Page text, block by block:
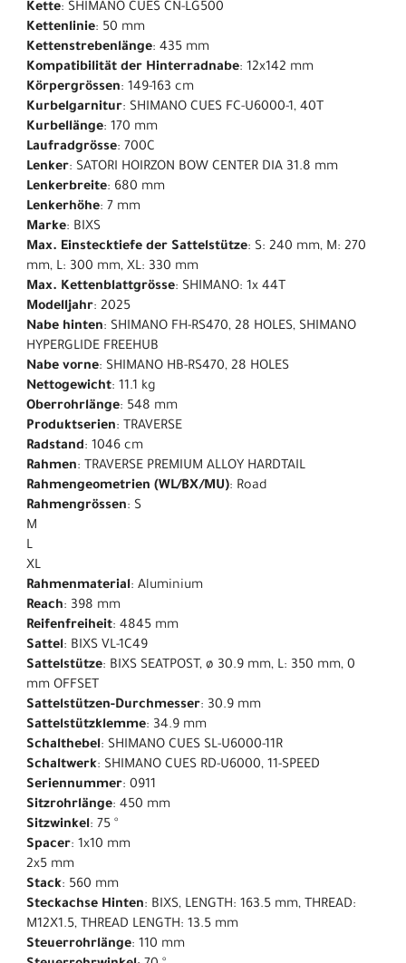
Kette: SHIMANO CUES CN-LG500
Kettenlinie: 50 mm
Kettenstrebenlänge: 435 mm
Kompatibilität der Hinterradnabe: 12x142 mm
Körpergrössen: 149-163 cm
Kurbelgarnitur: SHIMANO CUES FC-U6000-1, 40T
Kurbellänge: 170 mm
Laufradgrösse: 700C
Lenker: SATORI HOIRZON BOW CENTER DIA 31.8 mm
Lenkerbreite: 680 mm
Lenkerhöhe: 7 mm
Marke: BIXS
Max. Einstecktiefe der Sattelstütze: S: 240 mm, M: 270
mm, L: 300 mm, XL: 330 mm
Max. Kettenblattgrösse: SHIMANO: 1x 44T
Modelljahr: 2025
Nabe hinten: SHIMANO FH-RS470, 28 HOLES, SHIMANO
HYPERGLIDE FREEHUB
Nabe vorne: SHIMANO HB-RS470, 28 HOLES
Nettogewicht: 11.1 kg
Oberrohrlänge: 548 mm
Produktserien: TRAVERSE
Radstand: 1046 cm
Rahmen: TRAVERSE PREMIUM ALLOY HARDTAIL
Rahmengeometrien (WL/BX/MU): Road
Rahmengrössen: S
M
L
XL
Rahmenmaterial: Aluminium
Reach: 398 mm
Reifenfreiheit: 4845 mm
Sattel: BIXS VL-1C49
Sattelstütze: BIXS SEATPOST, ø 30.9 mm, L: 350 mm, 0
mm OFFSET
Sattelstützen-Durchmesser: 30.9 mm
Sattelstützklemme: 34.9 mm
Schalthebel: SHIMANO CUES SL-U6000-11R
Schaltwerk: SHIMANO CUES RD-U6000, 11-SPEED
Seriennummer: 0911
Sitzrohrlänge: 450 mm
Sitzwinkel: 75 °
Spacer: 1x10 mm
2x5 mm
Stack: 560 mm
Steckachse Hinten: BIXS, LENGTH: 163.5 mm, THREAD:
M12X1.5, THREAD LENGTH: 13.5 mm
Steuerrohrlänge: 110 mm